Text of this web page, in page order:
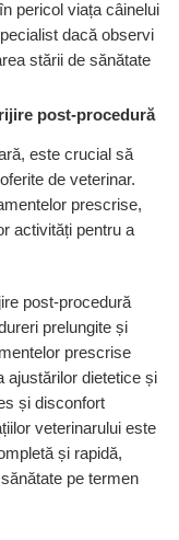
pericol viața câinelui
dacă observi
stării de sănătate
post-procedură
este crucial să
de veterinar.
prescrise,
activități pentru a
post-procedură
prelungite și
prescrise
ajustărilor dietetice și
și disconfort
veterinarului este
și rapidă,
pe termen